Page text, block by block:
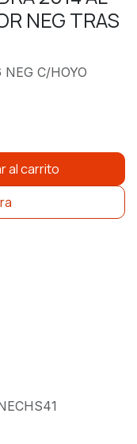
NEG TRAS
C/HOYO
al carrito